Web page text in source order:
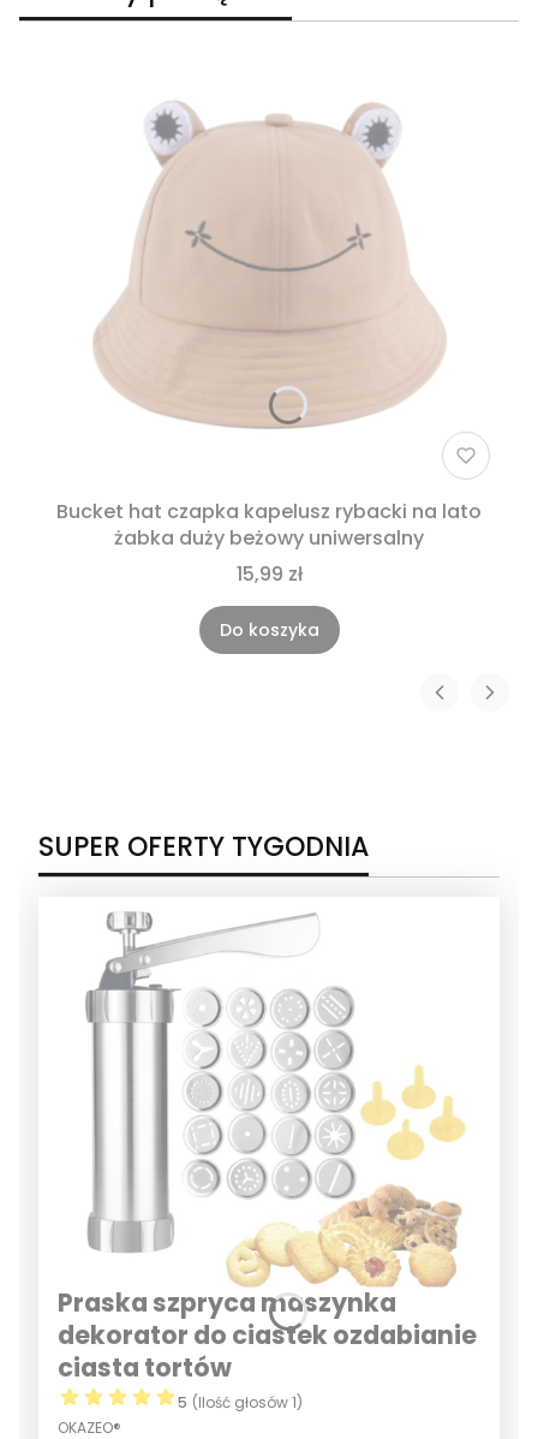
Bucket hat czapka kapelusz rybacki na lato
żabka duży beżowy uniwersalny
15,99 zł
Do koszyka
SUPER OFERTY TYGODNIA
Praska szpryca maszynka
dekorator do ciastek ozdabianie
ciasta tortów
5 (Ilość głosów 1)
OKAZEO®